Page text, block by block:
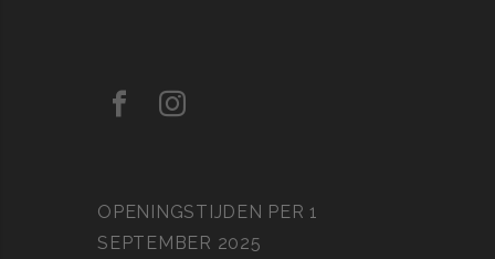
OPENINGSTIJDEN PER 1
SEPTEMBER 2025